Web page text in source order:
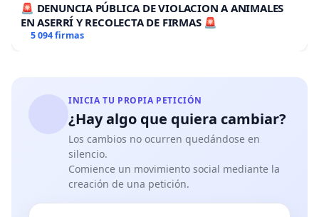
🚨 DENUNCIA PÚBLICA DE VIOLACION A ANIMALES
EN ASERRÍ Y RECOLECTA DE FIRMAS 🚨
5 094 firmas
INICIA TU PROPIA PETICIÓN
¿Hay algo que quiera cambiar?
Los cambios no ocurren quedándose en
silencio.
Comience un movimiento social mediante la
creación de una petición.